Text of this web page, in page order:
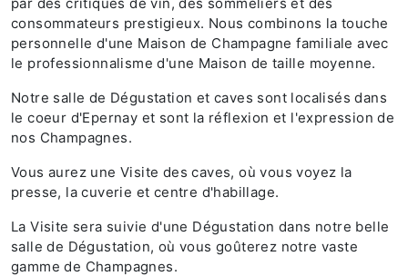
consommateurs prestigieux. Nous combinons la touche
personnelle d'une Maison de Champagne familiale avec
le professionnalisme d'une Maison de taille moyenne.
Notre salle de Dégustation et caves sont localisés dans
le coeur d'Epernay et sont la réflexion et l'expression de
nos Champagnes.
Vous aurez une Visite des caves, où vous voyez la
presse, la cuverie et centre d'habillage.
La Visite sera suivie d'une Dégustation dans notre belle
salle de Dégustation, où vous goûterez notre vaste
gamme de Champagnes.